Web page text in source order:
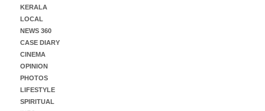
KERALA
LOCAL
NEWS 360
CASE DIARY
CINEMA
OPINION
PHOTOS
LIFESTYLE
SPIRITUAL